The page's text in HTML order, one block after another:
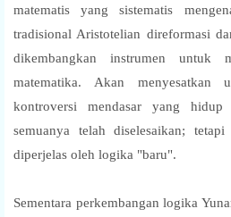
matematis yang sistematis
tradisional Aristotelian direformasi
dikembangkan instrumen untuk
matematika. Akan menyesatkan
kontroversi mendasar yang hidup
semuanya telah diselesaikan;
diperjelas oleh logika "baru".
Sementara perkembangan logika